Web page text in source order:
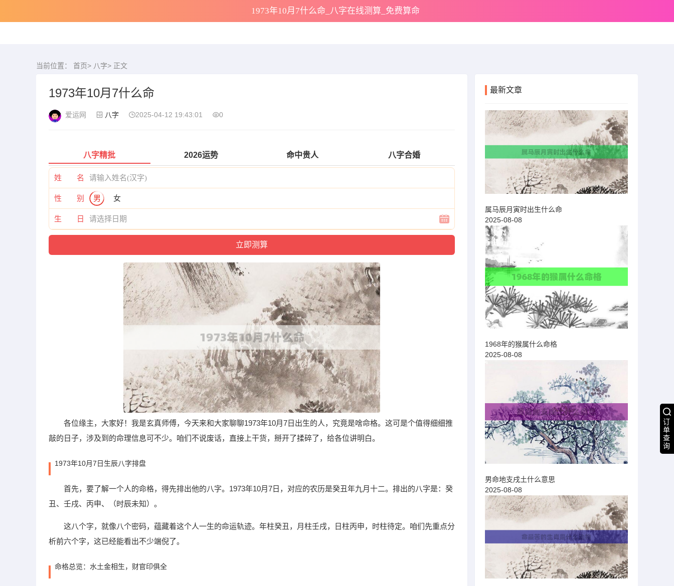
1973年10月7什么命_八字在线测算_免费算命
订
单
查
询
当前位置： 首页> 八字> 正文
1973年10月7什么命
爱运网 八字 2025-04-12 19:43:01 0
八字精批 2026运势 命中贵人 八字合婚
姓 名
性 别 男 女
生 日
各位缘主，大家好！我是玄真师傅，今天来和大家聊聊1973年10月7日出生的人，究竟是啥命格。这可是个值得细细推
敲的日子，涉及到的命理信息可不少。咱们不说废话，直接上干货，掰开了揉碎了，给各位讲明白。
1973年10月7日生辰八字排盘
首先，要了解一个人的命格，得先排出他的八字。1973年10月7日，对应的农历是癸丑年九月十二。排出的八字是：癸
丑、壬戌、丙申、（时辰未知）。
这八个字，就像八个密码，蕴藏着这个人一生的命运轨迹。年柱癸丑，月柱壬戌，日柱丙申，时柱待定。咱们先重点分
析前六个字，这已经能看出不少端倪了。
命格总览：水土金相生，财官印俱全
最新文章
属马辰月寅时出生什么命
2025-08-08
1968年的猴属什么命格
2025-08-08
男命地支戌土什么意思
2025-08-08